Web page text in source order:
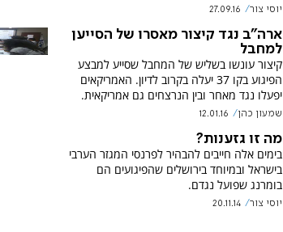
יוסי צור 27.09.16
ארה"ב נגד קיצור מאסרו של הסייען
למחבל
קיצור עונשו בשליש של המחבל שסייע למבצע
הפיגוע בקו 37 יעלה בקרוב לדיון. האמריקאים
יפעלו נגד מאחר ובין הנרצחים גם אמריקאית.
שמעון כהן 12.01.16
מה זו גזענות?
בימים אלה חייבים להבהיר לפרנסי המגזר הערבי
בישראל ובמיוחד בירושלים שהפיגועים הם
בומרנג שפועל נגדם.
יוסי צור 20.11.14